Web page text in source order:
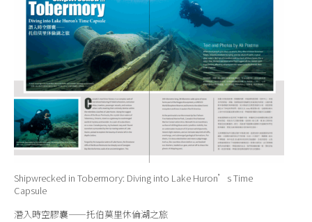
Shipwrecked in Tobermory: Diving into Lake Huron’s Time
Capsule
潛入時空膠囊⸺托伯莫里休倫湖之旅